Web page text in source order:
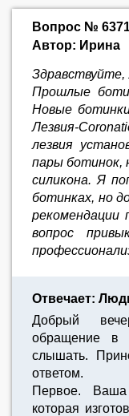
Вопрос №
Автор: Ирина
Прошлые
Новые
Лезвия-
лезвия
пары ботинок,
силикона. Я
ботинках, но
рекомендации
вопрос
Отвечает:
Добрый
обращение
слышать.
ответом.
Первое.
которая